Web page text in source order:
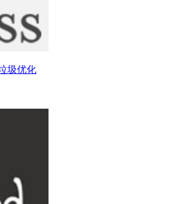
圾优化